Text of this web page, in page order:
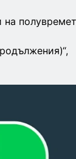
на